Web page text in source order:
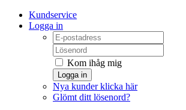
Kundservice
Logga in
Kom ihåg mig
Logga in
Nya kunder klicka här
Glömt ditt lösenord?